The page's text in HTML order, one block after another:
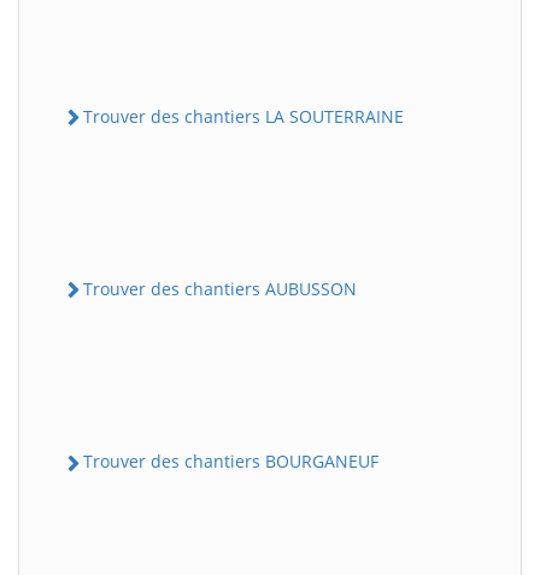
Trouver des chantiers LA SOUTERRAINE
Trouver des chantiers AUBUSSON
Trouver des chantiers BOURGANEUF